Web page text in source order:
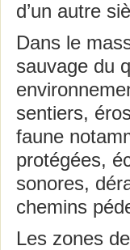
d’un autre
Dans le
sauvage du
sentiers,
faune
protégées,
sonores,
chemins
Les zones